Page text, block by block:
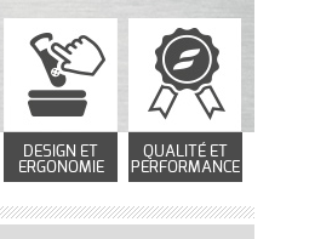
DESIGN ET
ERGONOMIE
QUALITÉ ET
PERFORMANCE